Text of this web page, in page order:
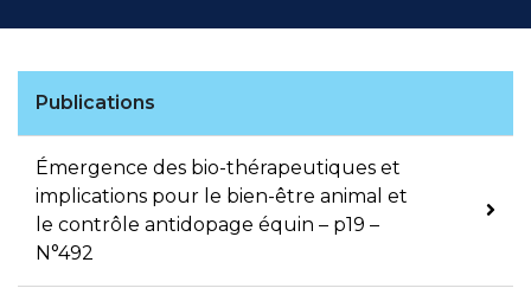
Publications
Émergence des bio-thérapeutiques et
implications pour le bien-être animal et
le contrôle antidopage équin – p19 –
N°492